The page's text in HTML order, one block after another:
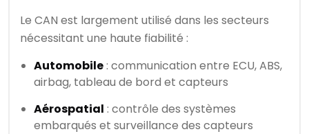
Le CAN est largement utilisé dans les secteurs
nécessitant une haute fiabilité :
Automobile: communication entre ECU, ABS,
airbag, tableau de bord et capteurs
Aérospatial : contrôle des systèmes
embarqués et surveillance des capteurs